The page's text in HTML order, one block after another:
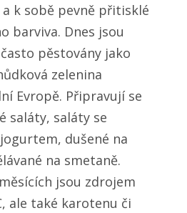
k sobě pevně přitisklé
barviva. Dnes jsou
pěstovány jako
zelenina
Evropě. Připravují se
saláty, saláty se
dušené na
na smetaně.
jsou zdrojem
ale také karotenu či